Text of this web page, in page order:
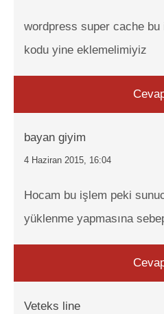
wordpress super cache
kodu yine eklemelimiyiz
bayan giyim
4 Haziran 2015, 16:04
Hocam bu işlem peki
yüklenme yapmasına
Veteks line